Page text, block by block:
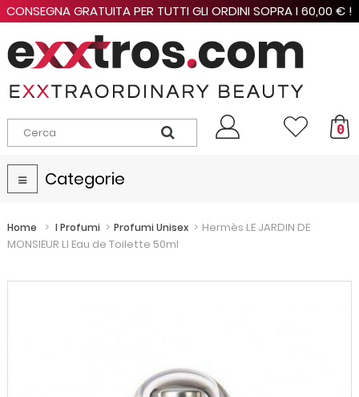
CONSEGNA GRATUITA PER TUTTI GLI ORDINI SOPRA I 60,00 € !
0
Navigazione
Toggle
Categorie
Home > I Profumi > Profumi Unisex > Hermès LE JARDIN DE
MONSIEUR LI Eau de Toilette 50ml